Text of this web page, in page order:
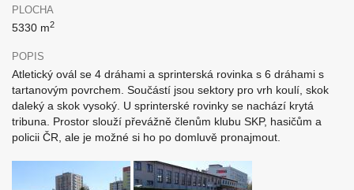
PLOCHA
5330 m2
POPIS
Atletický ovál se 4 dráhami a sprinterská rovinka s 6 dráhami s
tartanovým povrchem. Součástí jsou sektory pro vrh koulí, skok
daleký a skok vysoký. U sprinterské rovinky se nachází krytá
tribuna. Prostor slouží převážně členům klubu SKP, hasičům a
policii ČR, ale je možné si ho po domluvě pronajmout.